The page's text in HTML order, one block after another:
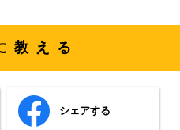
教える
シェアする